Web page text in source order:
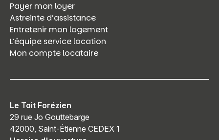
Payer mon loyer
Astreinte d’assistance
Entretenir mon logement
L’équipe service location
Mon compte locataire
Le Toit Forézien
29 rue Jo Gouttebarge
42000, Saint-Étienne CEDEX 1